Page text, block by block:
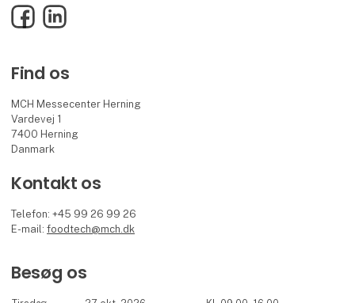
FacebookLinkedIn
Find os
MCH Messecenter Herning
Vardevej 1
7400 Herning
Danmark
Kontakt os
Telefon: +45 99 26 99 26
E-mail:foodtech@mch.dk
Besøg os